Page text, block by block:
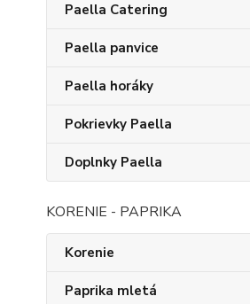
Paella Catering
Paella panvice
Paella horáky
Pokrievky Paella
Doplnky Paella
KORENIE - PAPRIKA
Korenie
Paprika mletá